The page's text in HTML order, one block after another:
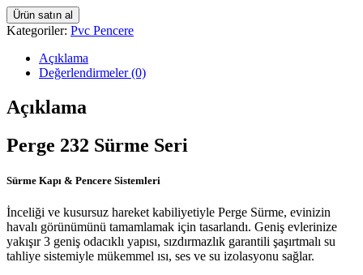
Ürün satın al
Kategoriler: Pvc Pencere
Açıklama
Değerlendirmeler (0)
Açıklama
Perge 232 Sürme Seri
Sürme Kapı & Pencere Sistemleri
İnceliği ve kusursuz hareket kabiliyetiyle Perge Sürme, evinizin
havalı görünümünü tamamlamak için tasarlandı. Geniş evlerinize
yakışır 3 geniş odacıklı yapısı, sızdırmazlık garantili şaşırtmalı su
tahliye sistemiyle mükemmel ısı, ses ve su izolasyonu sağlar.